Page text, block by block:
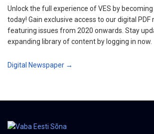
Unlock the full experience of VES by
today! Gain exclusive access to our digital PDF
featuring issues from 2020 onwards. Stay
expanding library of content by logging in now.
Digital Newspaper →